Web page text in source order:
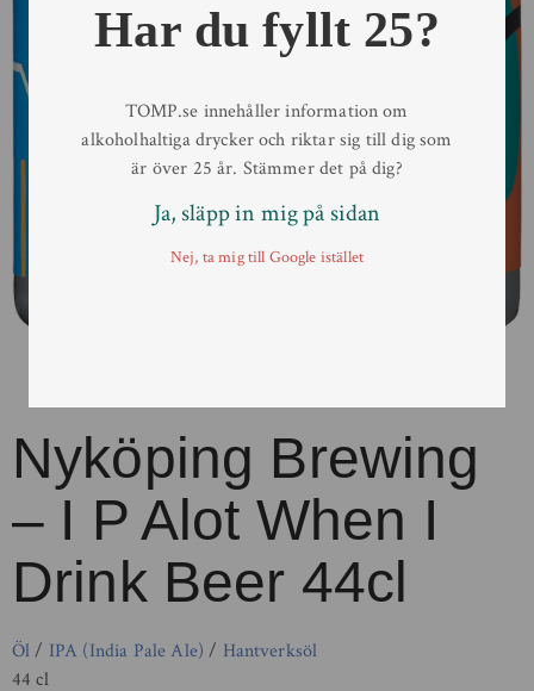
Nyköping Brewing
– I P Alot When I
Drink Beer 44cl
Öl/ IPA (India Pale Ale) / Hantverksöl
44 cl
Har du fyllt 25?
TOMP.se innehåller information om
alkoholhaltiga drycker och riktar sig till dig som
är över 25 år. Stämmer det på dig?
Ja, släpp in mig på sidan
Nej, ta mig till Google istället